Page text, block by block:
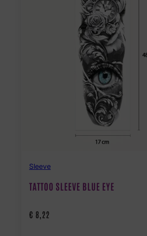
Sleeve
TATTOO SLEEVE BLUE EYE
€ 8,22